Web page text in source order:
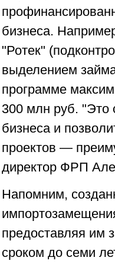
бизнеса.
"Ротек"
выделением
программе
300 млн руб. "Это
бизнеса и
проектов —
директор ФРП
Напомним,
предоставляя им
сроком до семи